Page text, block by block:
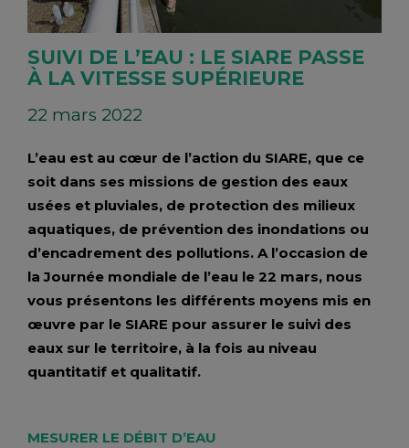
SUIVI DE L’EAU : LE SIARE PASSE
À LA VITESSE SUPÉRIEURE
22 mars 2022
L’eau est au cœur de l’action du SIARE, que ce
soit dans ses missions de gestion des eaux
usées et pluviales, de protection des milieux
aquatiques, de prévention des inondations ou
d’encadrement des pollutions. A l’occasion de
la Journée mondiale de l’eau le 22 mars, nous
vous présentons les différents moyens mis en
œuvre par le SIARE pour assurer le suivi des
eaux sur le territoire, à la fois au niveau
quantitatif et qualitatif.
MESURER LE DÉBIT D’EAU